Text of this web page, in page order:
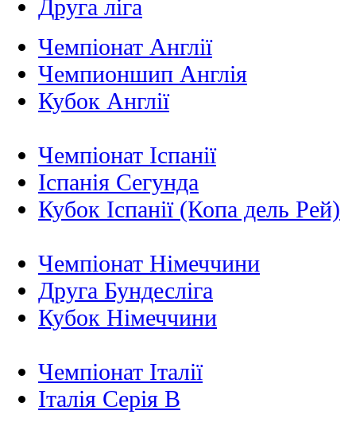
Друга ліга
Чемпіонат Англії
Чемпионшип Англія
Кубок Англії
Чемпіонат Іспанії
Іспанія Сегунда
Кубок Іспанії (Копа дель Рей)
Чемпіонат Німеччини
Друга Бундесліга
Кубок Німеччини
Чемпіонат Італії
Італія Серія B